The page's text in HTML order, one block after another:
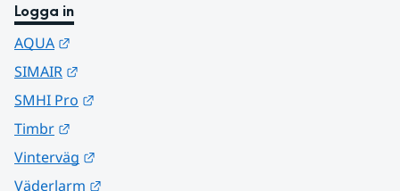
Logga in
AQUA
SIMAIR
SMHI Pro
Timbr
Vinterväg
Väderlarm